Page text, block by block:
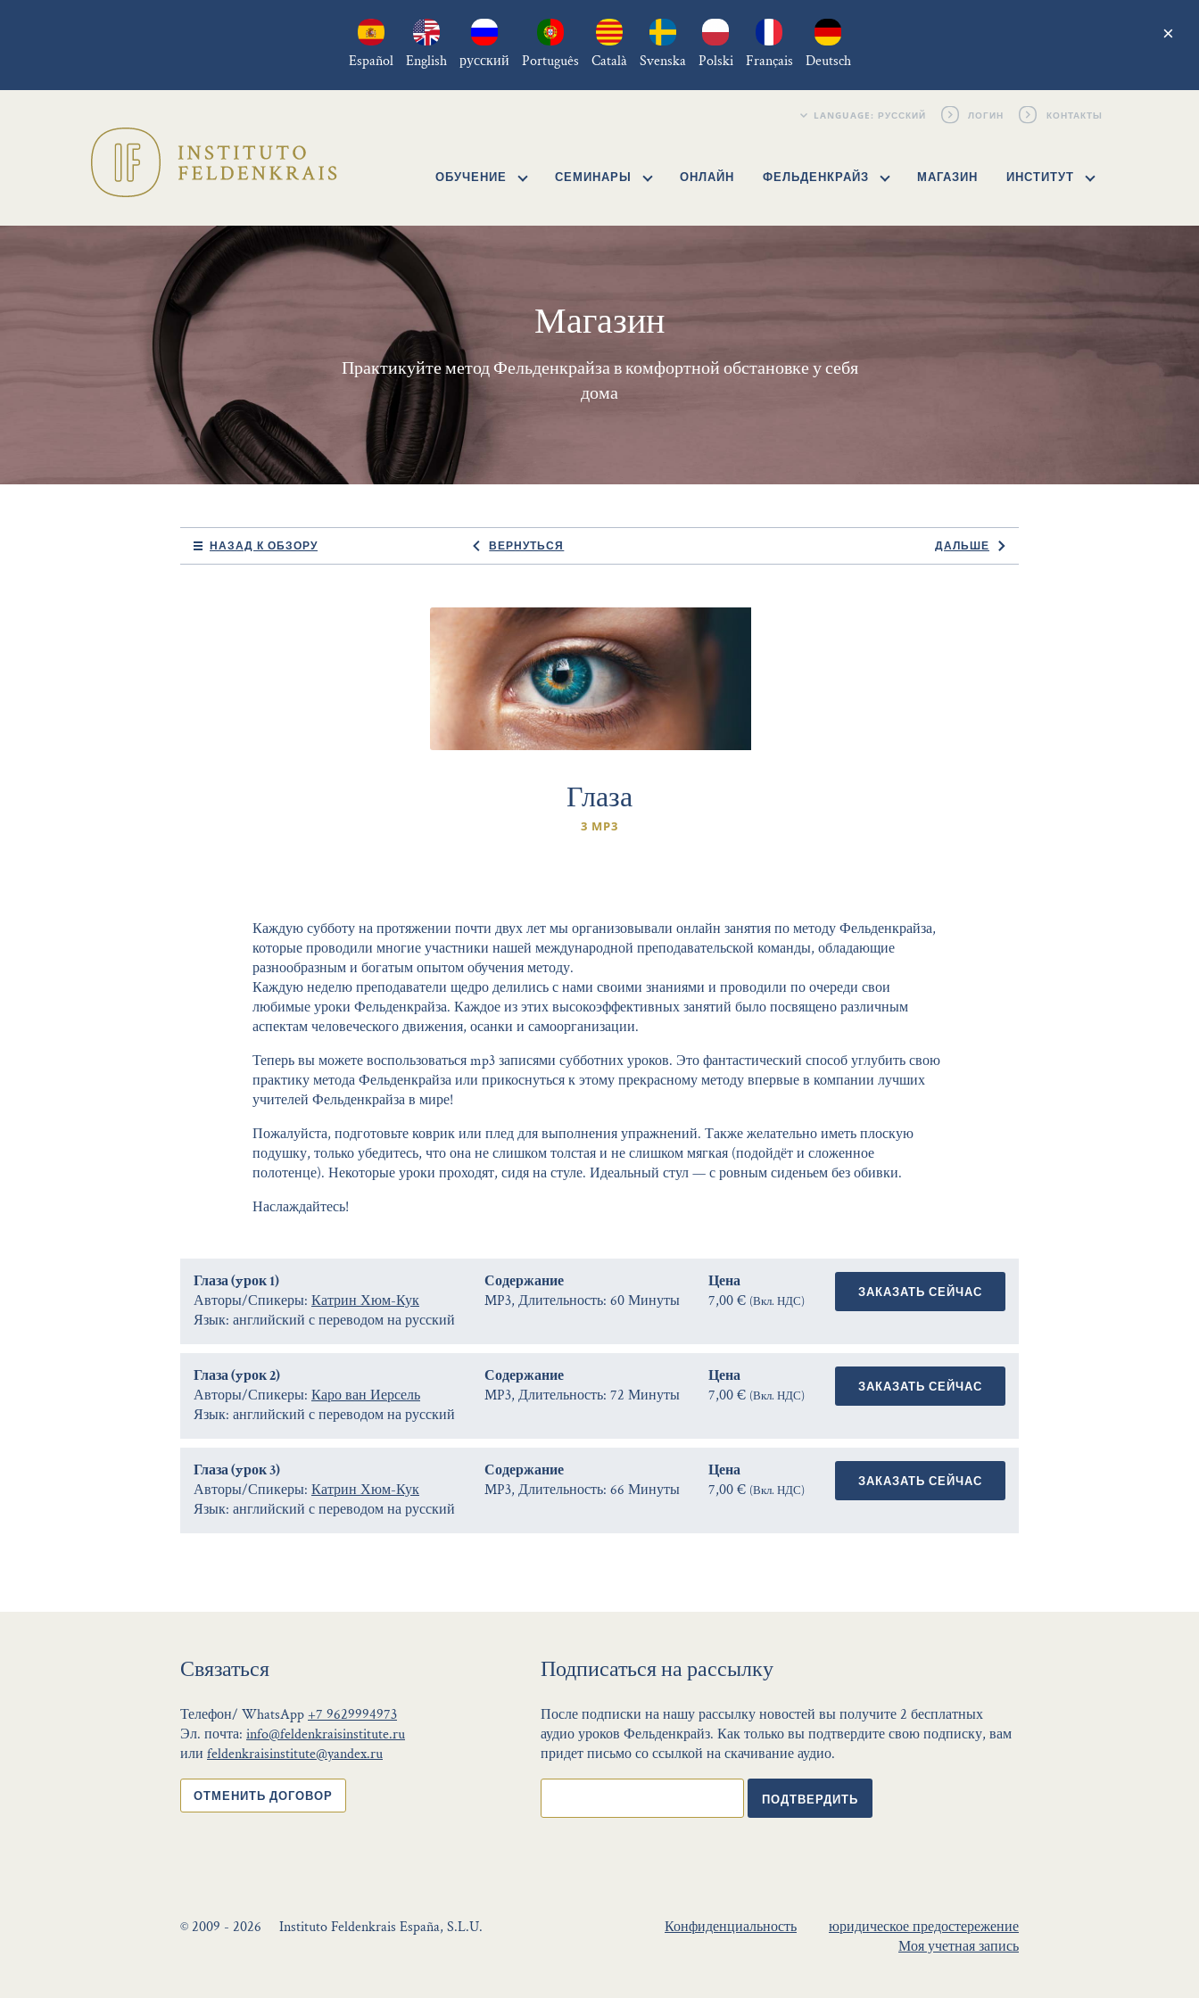
Español English русский Português Català Svenska Polski Français Deutsch
×
ЛОГИН КОНТАКТЫ
ОБУЧЕНИЕ СЕМИНАРЫ ОНЛАЙН ФЕЛЬДЕНКРАЙЗ МАГАЗИН ИНСТИТУТ
Магазин
Практикуйте метод Фельденкрайза в комфортной обстановке у себя
дома
НАЗАД К ОБЗОРУ ВЕРНУТЬСЯ ДАЛЬШЕ
Глаза
3 MP3
Каждую субботу на протяжении почти двух лет мы организовывали онлайн занятия по методу Фельденкрайза,
которые проводили многие участники нашей международной преподавательской команды, обладающие
разнообразным и богатым опытом обучения методу.
Каждую неделю преподаватели щедро делились с нами своими знаниями и проводили по очереди свои
любимые уроки Фельденкрайза. Каждое из этих высокоэффективных занятий было посвящено различным
аспектам человеческого движения, осанки и самоорганизации.
Теперь вы можете воспользоваться mp3 записями субботних уроков. Это фантастический способ углубить свою
практику метода Фельденкрайза или прикоснуться к этому прекрасному методу впервые в компании лучших
учителей Фельденкрайза в мире!
Пожалуйста, подготовьте коврик или плед для выполнения упражнений. Также желательно иметь плоскую
подушку, только убедитесь, что она не слишком толстая и не слишком мягкая (подойдёт и сложенное
полотенце). Некоторые уроки проходят, сидя на стуле. Идеальный стул — с ровным сиденьем без обивки.
Наслаждайтесь!
Глаза (yрок 1)
Авторы/Спикеры: Катрин Хюм-Кук
Язык: английский с переводом на русский
Содержание
MP3, Длительность: 60 Минуты
Цена
7,00 € (Вкл. НДС)
ЗАКАЗАТЬ СЕЙЧАС
Глаза (yрок 2)
Авторы/Спикеры: Каро ван Иерсель
Язык: английский с переводом на русский
Содержание
MP3, Длительность: 72 Минуты
Цена
7,00 € (Вкл. НДС)
ЗАКАЗАТЬ СЕЙЧАС
Глаза (yрок 3)
Авторы/Спикеры: Катрин Хюм-Кук
Язык: английский с переводом на русский
Содержание
MP3, Длительность: 66 Минуты
Цена
7,00 € (Вкл. НДС)
ЗАКАЗАТЬ СЕЙЧАС
Связаться
Телефон/ WhatsApp+7 9629994973
Эл. почта: info@feldenkraisinstitute.ru
или feldenkraisinstitute@yandex.ru
ОТМЕНИТЬ ДОГОВОР
Подписаться на рассылку
После подписки на нашу рассылку новостей вы получите 2 бесплатных
аудио уроков Фельденкрайз. Как только вы подтвердите свою подписку, вам
придет письмо со ссылкой на скачивание аудио.
ПОДТВЕРДИТЬ
© 2009 - 2026 Instituto Feldenkrais España, S.L.U. Конфиденциальность
юридическое предостережение
Моя учетная запись